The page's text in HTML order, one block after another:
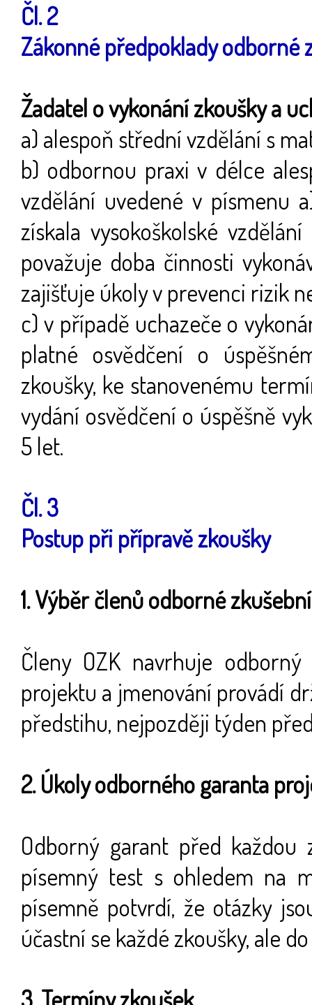
Čl. 2
Zákonné předpoklady odborné
Žadatel o vykonání zkoušky a
a) alespoň střední vzdělání s
b) odbornou praxi v délce
vzdělání uvedené v písmenu
získala vysokoškolské
považuje doba činnosti
zajišťuje úkoly v prevenci rizik
c) v případě uchazeče o
platné osvědčení o
zkoušky, ke stanovenému
vydání osvědčení o úspěšně
5 let.
Čl. 3
Postup při přípravě zkoušky
1. Výběr členů odborné
Členy OZK navrhuje
projektu a jmenování provádí
předstihu, nejpozději týden
2. Úkoly odborného garanta
Odborný garant před každou
písemný test s ohledem na
písemně potvrdí, že otázky
účastní se každé zkoušky, ale